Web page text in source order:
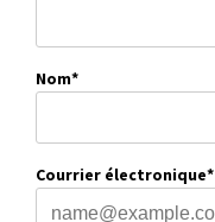
Nom*
Courrier électronique*